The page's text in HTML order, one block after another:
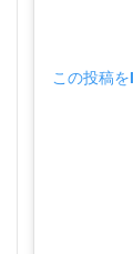
この投稿